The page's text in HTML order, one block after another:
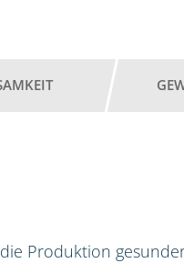
Produktion